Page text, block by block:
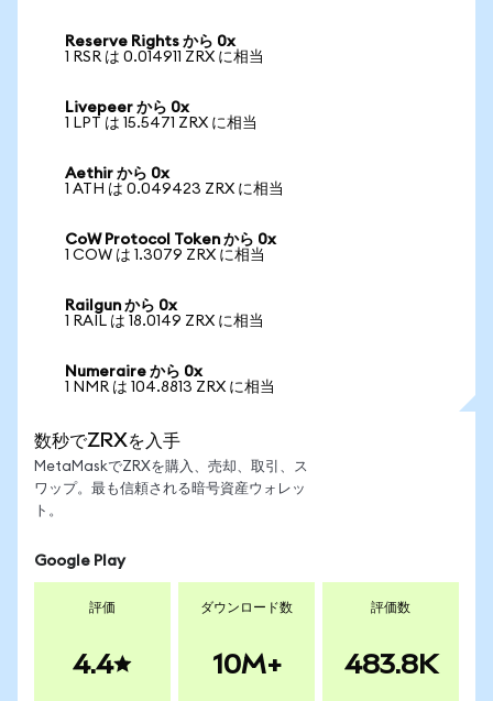
Reserve Rights から 0x
1 RSR は 0.014911 ZRX に相当
Livepeer から 0x
1 LPT は 15.5471 ZRX に相当
Aethir から 0x
1 ATH は 0.049423 ZRX に相当
CoW Protocol Token から 0x
1 COW は 1.3079 ZRX に相当
Railgun から 0x
1 RAIL は 18.0149 ZRX に相当
Numeraire から 0x
1 NMR は 104.8813 ZRX に相当
数秒でZRXを入手
MetaMaskでZRXを購入、売却、取引、ス
ワップ。最も信頼される暗号資産ウォレッ
ト。
Google Play
評価
4.4
ダウンロード数
10M+
評価数
483.8K